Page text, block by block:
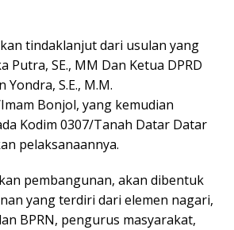
tindaklanjut dari usulan yang
Putra, SE., MM Dan Ketua DPRD
S.E., M.M.
Bonjol, yang kemudian
Kodim 0307/Tanah Datar Datar
pelaksanaannya.
pembangunan, akan dibentuk
yang terdiri dari elemen nagari,
BPRN, pengurus masyarakat,